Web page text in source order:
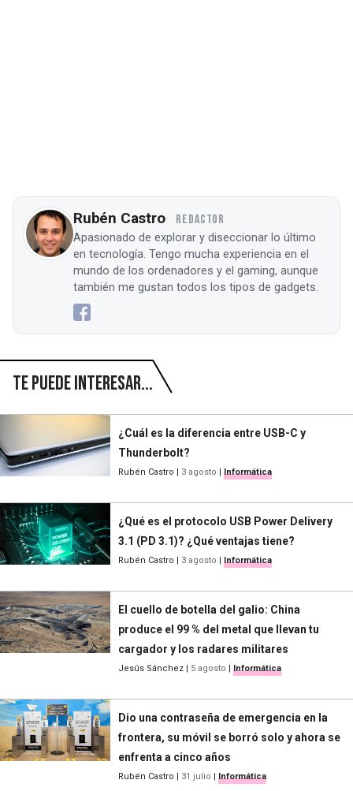
Rubén Castro REDACTOR
Apasionado de explorar y diseccionar lo último
en tecnología. Tengo mucha experiencia en el
mundo de los ordenadores y el gaming, aunque
también me gustan todos los tipos de gadgets.
Te puede interesar...
¿Cuál es la diferencia entre USB-C y
Thunderbolt?
Rubén Castro | 3 agosto | Informática
¿Qué es el protocolo USB Power Delivery
3.1 (PD 3.1)? ¿Qué ventajas tiene?
Rubén Castro | 3 agosto | Informática
El cuello de botella del galio: China
produce el 99 % del metal que llevan tu
cargador y los radares militares
Jesús Sánchez | 5 agosto | Informática
Dio una contraseña de emergencia en la
frontera, su móvil se borró solo y ahora se
enfrenta a cinco años
Rubén Castro | 31 julio | Informática